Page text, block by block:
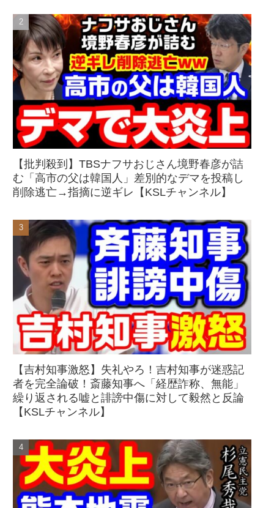
【批判殺到】TBSナフサおじさん境野春彦が詰
む「高市の父は韓国人」差別的なデマを投稿し
削除逃亡→指摘に逆ギレ【KSLチャンネル】
【吉村知事激怒】失礼やろ！吉村知事が迷惑記
者を完全論破！斎藤知事へ「経歴詐称、無能」
繰り返される嘘と誹謗中傷に対して毅然と反論
【KSLチャンネル】